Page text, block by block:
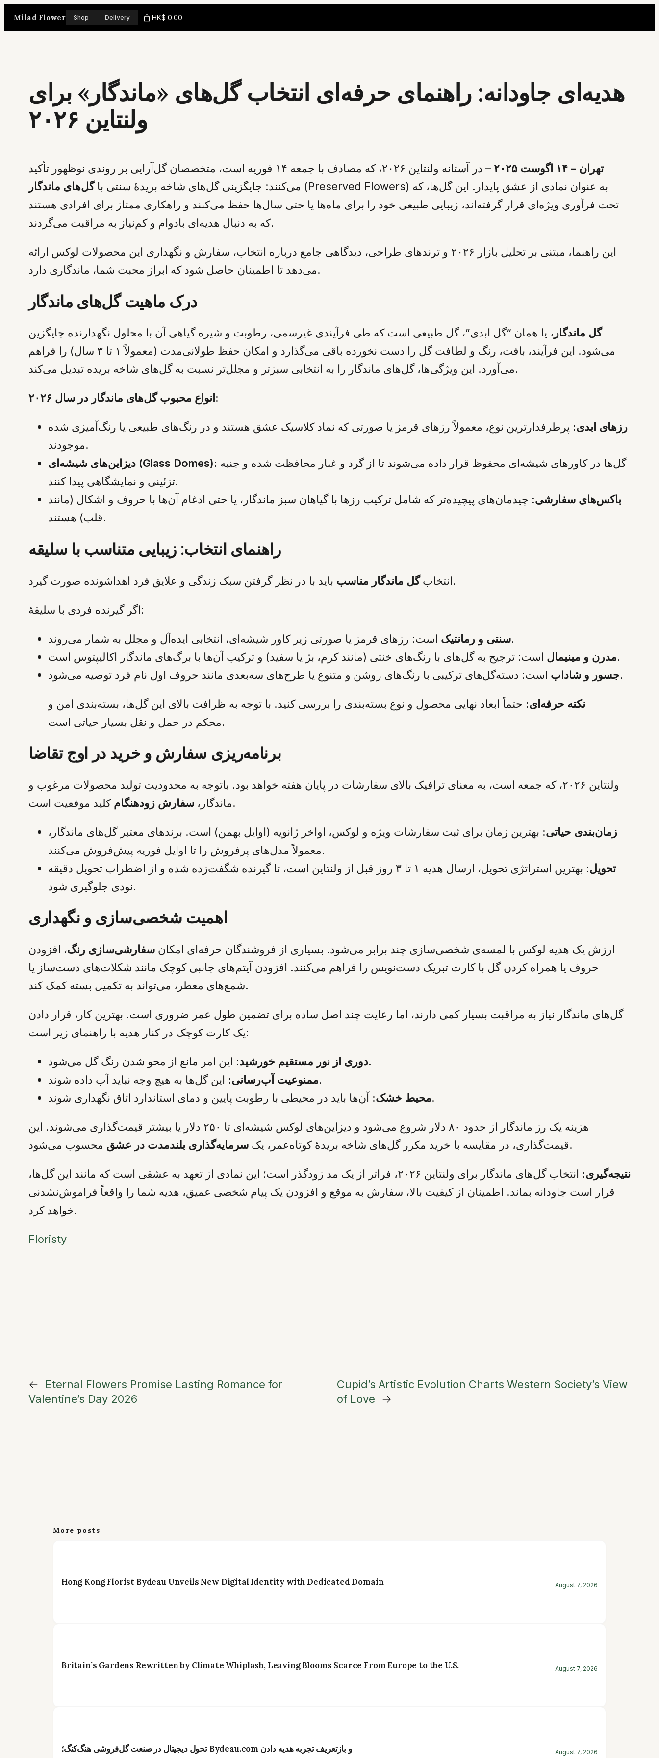
Milad Flower Shop Delivery HK$ 0.00
هدیه‌ای جاودانه: راهنمای حرفه‌ای انتخاب گل‌های «ماندگار» برای
ولنتاین ۲۰۲۶
تهران – ۱۴ اگوست ۲۰۲۵
– در آستانه ولنتاین ۲۰۲۶، که مصادف با جمعه ۱۴ فوریه است، متخصصان گل‌آرایی بر روندی نوظهور تأکید
می‌کنند: جایگزینی گل‌های شاخه بریدۀ سنتی باگل‌های ماندگار
(Preserved Flowers) به عنوان نمادی از عشق پایدار. این گل‌ها، که
تحت فرآوری ویژه‌ای قرار گرفته‌اند، زیبایی طبیعی خود را برای ماه‌ها یا حتی سال‌ها حفظ می‌کنند و راهکاری ممتاز برای افرادی هستند
که به دنبال هدیه‌ای بادوام و کم‌نیاز به مراقبت می‌گردند.
این راهنما، مبتنی بر تحلیل بازار ۲۰۲۶ و ترندهای طراحی، دیدگاهی جامع درباره انتخاب، سفارش و نگهداری این محصولات لوکس ارائه
می‌دهد تا اطمینان حاصل شود که ابراز محبت شما، ماندگاری دارد.
درک ماهیت گل‌های ماندگار
گل ماندگار ، یا همان “گل ابدی”، گل طبیعی است که طی فرآیندی غیرسمی، رطوبت و شیره گیاهی آن با محلول نگهدارنده جایگزین
می‌شود. این فرآیند، بافت، رنگ و لطافت گل را دست نخورده باقی می‌گذارد و امکان حفظ طولانی‌مدت (معمولاً ۱ تا ۳ سال) را فراهم
می‌آورد. این ویژگی‌ها، گل‌های ماندگار را به انتخابی سبزتر و مجلل‌تر نسبت به گل‌های شاخه بریده تبدیل می‌کند.
انواع محبوب گل‌های ماندگار در سال ۲۰۲۶:
رزهای ابدی: پرطرفدارترین نوع، معمولاً رزهای قرمز یا صورتی که نماد کلاسیک عشق هستند و در رنگ‌های طبیعی یا رنگ‌آمیزی شده
موجودند.
دیزاین‌های شیشه‌ای (Glass Domes):
تزئینی و نمایشگاهی پیدا کنند.
باکس‌های سفارشی: چیدمان‌های پیچیده‌تر که شامل ترکیب رزها با گیاهان سبز ماندگار، یا حتی ادغام آن‌ها با حروف و اشکال (مانند
قلب) هستند.
راهنمای انتخاب: زیبایی متناسب با سلیقه
انتخابگل ماندگار مناسب باید با در نظر گرفتن سبک زندگی و علایق فرد اهداشونده صورت گیرد.
اگر گیرنده فردی با سلیقۀ:
سنتی و رمانتیکاست: رزهای قرمز یا صورتی زیر کاور شیشه‌ای، انتخابی ایده‌آل و مجلل به شمار می‌روند.
مدرن و مینیمالاست: ترجیح به گل‌های با رنگ‌های خنثی (مانند کرم، بژ یا سفید) و ترکیب آن‌ها با برگ‌های ماندگار اکالیپتوس است.
جسور و شاداباست: دسته‌گل‌های ترکیبی با رنگ‌های روشن و متنوع یا طرح‌های سه‌بعدی مانند حروف اول نام فرد توصیه می‌شود.
نکته حرفه‌ای: حتماً ابعاد نهایی محصول و نوع بسته‌بندی را بررسی کنید. با توجه به ظرافت بالای این گل‌ها، بسته‌بندی امن و
محکم در حمل و نقل بسیار حیاتی است.
برنامه‌ریزی سفارش و خرید در اوج تقاضا
ولنتاین ۲۰۲۶، که جمعه است، به معنای ترافیک بالای سفارشات در پایان هفته خواهد بود. باتوجه به محدودیت تولید محصولات مرغوب و
ماندگار، سفارش زودهنگام کلید موفقیت است.
زمان‌بندی حیاتی: بهترین زمان برای ثبت سفارشات ویژه و لوکس، اواخر ژانویه (اوایل بهمن) است. برندهای معتبر گل‌های ماندگار،
معمولاً مدل‌های پرفروش را تا اوایل فوریه پیش‌فروش می‌کنند.
تحویل:
بهترین استراتژی تحویل، ارسال هدیه ۱ تا ۳ روز قبل از ولنتاین است، تا گیرنده شگفت‌زده شده و از اضطراب تحویل دقیقه
نودی جلوگیری شود.
اهمیت شخصی‌سازی و نگهداری
ارزش یک هدیه لوکس با لمسه‌ی شخصی‌سازی چند برابر می‌شود. بسیاری از فروشندگان حرفه‌ای امکان سفارشی‌سازی رنگ، افزودن
حروف یا همراه کردن گل با کارت تبریک دست‌نویس را فراهم می‌کنند. افزودن آیتم‌های جانبی کوچک مانند شکلات‌های دست‌ساز یا
شمع‌های معطر، می‌تواند به تکمیل بسته کمک کند.
گل‌های ماندگار نیاز به مراقبت بسیار کمی دارند، اما رعایت چند اصل ساده برای تضمین طول عمر ضروری است. بهترین کار، قرار دادن
یک کارت کوچک در کنار هدیه با راهنمای زیر است:
دوری از نور مستقیم خورشید:این امر مانع از محو شدن رنگ گل می‌شود.
ممنوعیت آب‌رسانی:این گل‌ها به هیچ وجه نباید آب داده شوند.
محیط خشک:آن‌ها باید در محیطی با رطوبت پایین و دمای استاندارد اتاق نگهداری شوند.
هزینه یک رز ماندگار از حدود ۸۰ دلار شروع می‌شود و دیزاین‌های لوکس شیشه‌ای تا ۲۵۰ دلار یا بیشتر قیمت‌گذاری می‌شوند. این
قیمت‌گذاری، در مقایسه با خرید مکرر گل‌های شاخه بریدۀ کوتاه‌عمر، یک سرمایه‌گذاری بلندمدت در عشق محسوب می‌شود.
نتیجه‌گیری:
انتخاب گل‌های ماندگار برای ولنتاین ۲۰۲۶، فراتر از یک مد زودگذر است؛ این نمادی از تعهد به عشقی است که مانند این گل‌ها،
قرار است جاودانه بماند. اطمینان از کیفیت بالا، سفارش به موقع و افزودن یک پیام شخصی عمیق، هدیه شما را واقعاً فراموش‌نشدنی
خواهد کرد.
Floristy
←
Eternal Flowers Promise Lasting Romance for
Valentine’s Day 2026
Cupid’s Artistic Evolution Charts Western Society’s View
of Love
→
More posts
Hong Kong Florist Bydeau Unveils New Digital Identity with Dedicated Domain August 7, 2026
Britain’s Gardens Rewritten by Climate Whiplash, Leaving Blooms Scarce From Europe to the U.S. August 7, 2026
تحول دیجیتال در صنعت گل‌فروشی هنگ‌کنگ؛ Bydeau.com و بازتعریف تجربه هدیه دادن August 7, 2026